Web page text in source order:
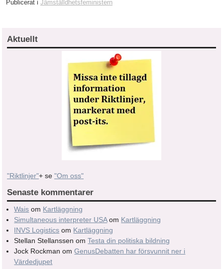
Publicerat i Jämställdhetsfeministern
Aktuellt
"Riktlinjer"+ se "Om oss"
Senaste kommentarer
Wais om Kartläggning
Simultaneous interpreter USAom Kartläggning
INVS Logistics om Kartläggning
Stellan Stellanssen omTesta din politiska bildning
Jock Rockman omGenusDebatten har försvunnit ner i
Värdedjupet